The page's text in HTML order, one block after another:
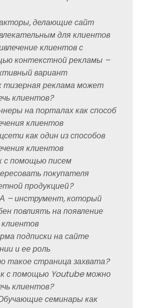
делающие сайт
для клиентов
клиентов с
контекстной рекламы –
вариант
тизерная реклама может
клиентов?
на порталах как способ
клиентов
как один из способов
клиентов
с помощью писем
покупателя
продукцией?
– инструмент, который
повлиять на появление
подписки на сайте
и ее роль
такое страница захвата?
с помощью Youtube можно
клиентов?
Обучающие семинары как